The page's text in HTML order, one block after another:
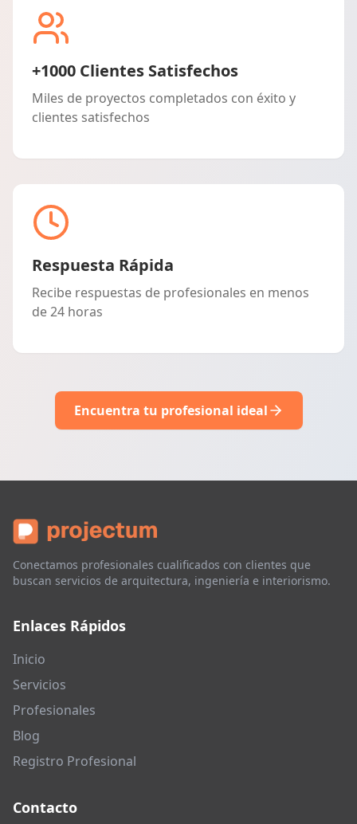
+1000 Clientes Satisfechos
Miles de proyectos completados con éxito y
clientes satisfechos
Respuesta Rápida
Recibe respuestas de profesionales en menos
de 24 horas
Encuentra tu profesional ideal
Conectamos profesionales cualificados con clientes que
buscan servicios de arquitectura, ingeniería e interiorismo.
Enlaces Rápidos
Inicio
Servicios
Profesionales
Blog
Registro Profesional
Contacto